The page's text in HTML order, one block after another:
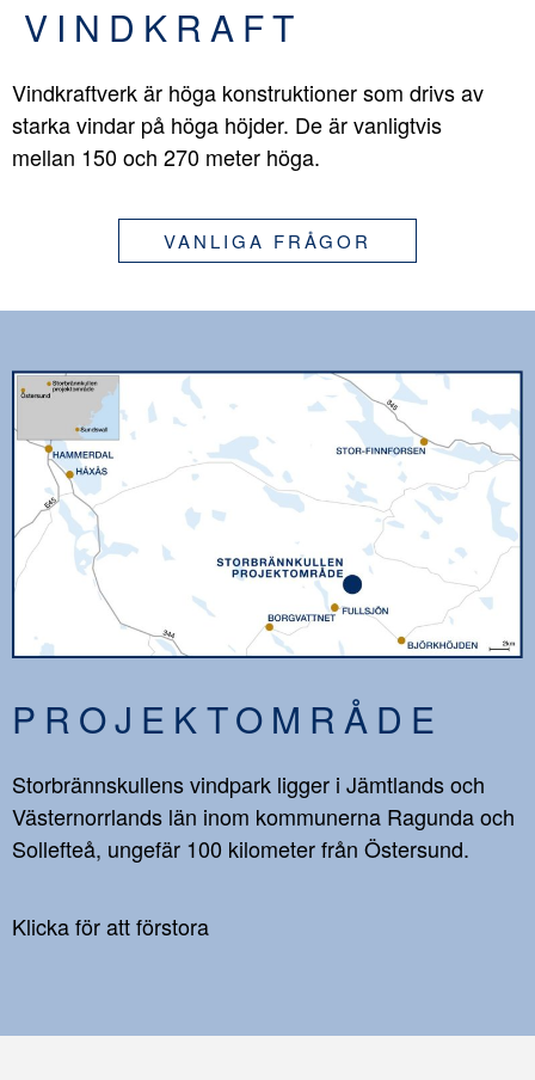
VINDKRAFT
Vindkraftverk är höga konstruktioner som drivs av
starka vindar på höga höjder. De är vanligtvis
mellan 150 och 270 meter höga.
VANLIGA FRÅGOR
PROJEKTOMRÅDE
Storbrännskullens vindpark ligger i Jämtlands och
Västernorrlands län inom kommunerna Ragunda och
Sollefteå, ungefär 100 kilometer från Östersund.
Klicka för att förstora